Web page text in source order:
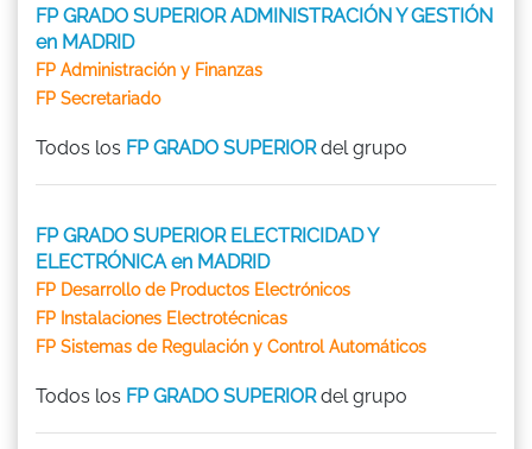
FP GRADO SUPERIOR ADMINISTRACIÓN Y GESTIÓN
en MADRID
FP Administración y Finanzas
FP Secretariado
Todos los FP GRADO SUPERIORdel grupo
FP GRADO SUPERIOR ELECTRICIDAD Y
ELECTRÓNICA en MADRID
FP Desarrollo de Productos Electrónicos
FP Instalaciones Electrotécnicas
FP Sistemas de Regulación y Control Automáticos
Todos los FP GRADO SUPERIORdel grupo